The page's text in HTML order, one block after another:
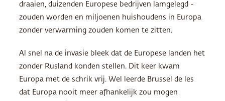
draaien, duizenden Europese bedrijven lamgelegd ­
zouden worden en miljoenen huishoudens in Europa
zonder verwarming zouden komen te zitten.
Al snel na de invasie bleek dat de Europese landen het
zonder Rusland konden stellen. Dit keer kwam
Europa met de schrik vrij. Wel leerde Brussel de les
dat Europa nooit meer afhankelijk zou mogen